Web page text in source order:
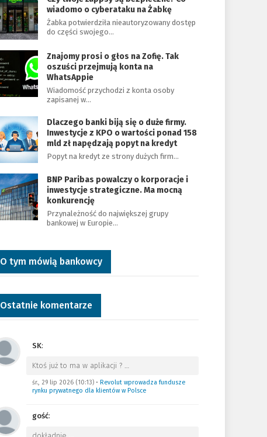
wiadomo o cyberataku na Żabkę
Żabka potwierdziła nieautoryzowany dostęp
do części swojego…
Znajomy prosi o głos na Zofię. Tak
oszuści przejmują konta na
WhatsAppie
Wiadomość przychodzi z konta osoby
zapisanej w…
Dlaczego banki biją się o duże firmy.
Inwestycje z KPO o wartości ponad 158
mld zł napędzają popyt na kredyt
Popyt na kredyt ze strony dużych firm…
BNP Paribas powalczy o korporacje i
inwestycje strategiczne. Ma mocną
konkurencję
Przynależność do największej grupy
bankowej w Europie…
O tym mówią bankowcy
Ostatnie komentarze
SK:
Ktoś już to ma w aplikacji ? …
śr., 29 lip 2026 (10:13)• Revolut wprowadza fundusze
rynku prywatnego dla klientów w Polsce
gość: